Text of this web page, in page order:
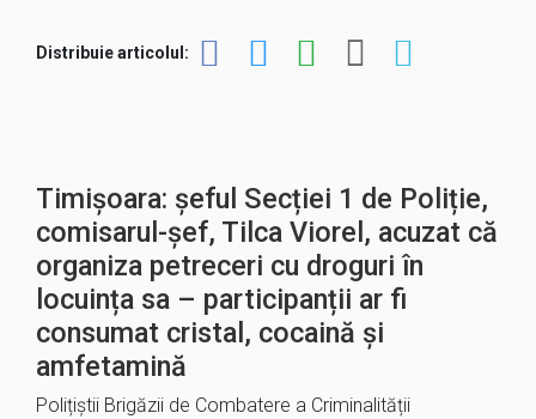
Distribuie articolul:
Timișoara: șeful Secției 1 de Poliție,
comisarul-șef, Tilca Viorel, acuzat că
organiza petreceri cu droguri în
locuința sa – participanții ar fi
consumat cristal, cocaină și
amfetamină
Polițiștii Brigăzii de Combatere a Criminalității